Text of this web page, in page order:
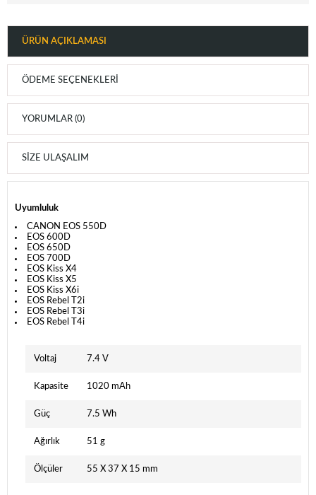
ÜRÜN AÇIKLAMASI
ÖDEME SEÇENEKLERI
YORUMLAR (0)
SIZE ULAŞALIM
Uyumluluk
CANON EOS 550D
EOS 600D
EOS 650D
EOS 700D
EOS Kiss X4
EOS Kiss X5
EOS Kiss X6i
EOS Rebel T2i
EOS Rebel T3i
EOS Rebel T4i
Voltaj 7.4 V
Kapasite 1020 mAh
Güç 7.5 Wh
Ağırlık 51 g
Ölçüler 55 X 37 X 15 mm